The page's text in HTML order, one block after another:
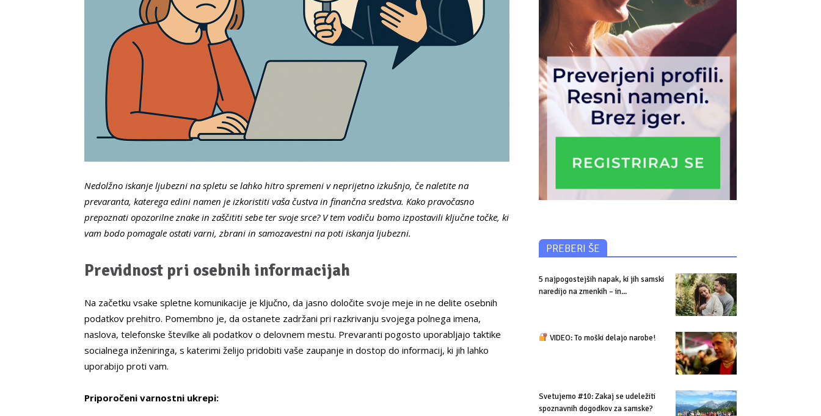
Nedolžno iskanje ljubezni na spletu se lahko hitro spremeni v neprijetno izkušnjo, če naletite na
prevaranta, katerega edini namen je izkoristiti vaša čustva in finančna sredstva. Kako pravočasno
prepoznati opozorilne znake in zaščititi sebe ter svoje srce? V tem vodiču bomo izpostavili ključne točke, ki
vam bodo pomagale ostati varni, zbrani in samozavestni na poti iskanja ljubezni.
Previdnost pri osebnih informacijah
Na začetku vsake spletne komunikacije je ključno, da jasno določite svoje meje in ne delite osebnih
podatkov prehitro. Pomembno je, da ostanete zadržani pri razkrivanju svojega polnega imena,
naslova, telefonske številke ali podatkov o delovnem mestu. Prevaranti pogosto uporabljajo taktike
socialnega inženiringa, s katerimi želijo pridobiti vaše zaupanje in dostop do informacij, ki jih lahko
uporabijo proti vam.
Priporočeni varnostni ukrepi:
PREBERI ŠE
5 najpogostejših napak, ki jih samski
naredijo na zmenkih – in...
VIDEO: To moški delajo narobe!
Svetujemo #10: Zakaj se udeležiti
spoznavnih dogodkov za samske?